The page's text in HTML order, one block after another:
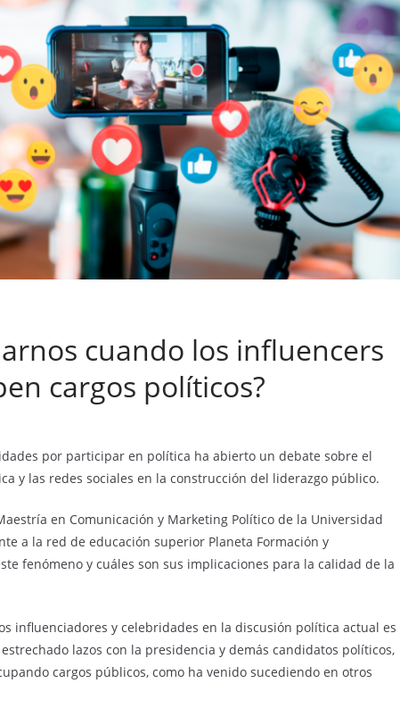
cuando los influencers
cargos políticos?
por participar en política ha abierto un debate sobre el
y las redes sociales en la construcción del liderazgo público.
en Comunicación y Marketing Político de la Universidad
a la red de educación superior Planeta Formación y
fenómeno y cuáles son sus implicaciones para la calidad de la
influenciadores y celebridades en la discusión política actual es
lazos con la presidencia y demás candidatos políticos,
cargos públicos, como ha venido sucediendo en otros